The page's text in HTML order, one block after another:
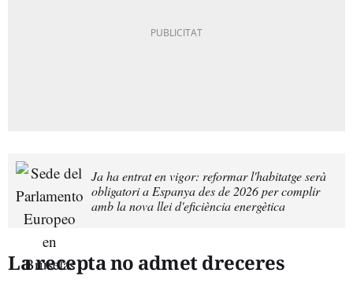
Ja ha entrat en vigor: reformar l'habitatge serà
obligatori a Espanya des de 2026 per complir
amb la nova llei d'eficiència energètica
La recepta no admet dreceres